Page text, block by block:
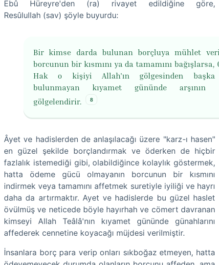
Ebû Hüreyre'den (ra) rivayet edildiğine göre,
Resûlullah (sav) şöyle buyurdu:
Bir kimse darda bulunan borçluya mühlet
borcunun bir kısmını ya da tamamını bağışlarsa,
Hak o kişiyi Allah'ın gölgesinden başka
bulunmayan kıyamet gününde arşının
gölgelendirir.
8
Âyet ve hadislerden de anlaşılacağı üzere "karz-ı hasen"
en güzel şekilde borçlandırmak ve öderken de hiçbir
fazlalık istemediği gibi, olabildiğince kolaylık göstermek,
hatta ödeme gücü olmayanın borcunun bir kısmını
indirmek veya tamamını affetmek suretiyle iyiliği ve hayrı
daha da artırmaktır. Ayet ve hadislerde bu güzel haslet
övülmüş ve neticede böyle hayırhah ve cömert davranan
kimseyi Allah Teâlâ'nın kıyamet gününde günahlarını
affederek cennetine koyacağı müjdesi verilmiştir.
İnsanlara borç para verip onları sıkboğaz etmeyen, hatta